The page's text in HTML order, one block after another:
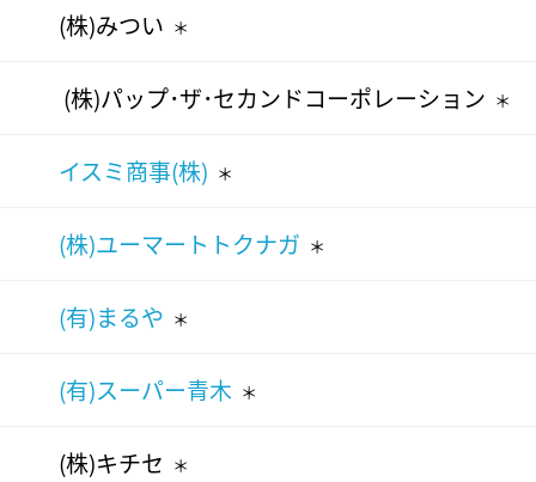
(株)みつい ＊
(株)パップ･ザ･セカンドコーポレーション ＊
イスミ商事(株) ＊
(株)ユーマートトクナガ ＊
(有)まるや ＊
(有)スーパー青木 ＊
(株)キチセ ＊